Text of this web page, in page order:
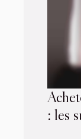
: les